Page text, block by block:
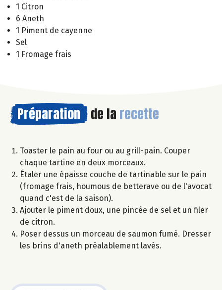
1 Citron
6 Aneth
1 Piment de cayenne
Sel
1 Fromage frais
Préparation de la recette
Toaster le pain au four ou au grill-pain. Couper
chaque tartine en deux morceaux.
Étaler une épaisse couche de tartinable sur le pain
(fromage frais, houmous de betterave ou de l'avocat
quand c'est de la saison).
Ajouter le piment doux, une pincée de sel et un filer
de citron.
Poser dessus un morceau de saumon fumé. Dresser
les brins d'aneth préalablement lavés.